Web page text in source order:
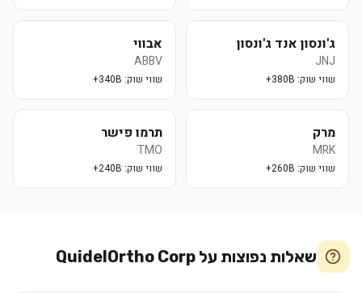
ג'ונסון אנד ג'ונסון
JNJ
שווי שוק: 380B+
אבווי
ABBV
שווי שוק: 340B+
מרק
MRK
שווי שוק: 260B+
תרמו פישר
TMO
שווי שוק: 240B+
שאלות נפוצות על QuidelOrtho Corp